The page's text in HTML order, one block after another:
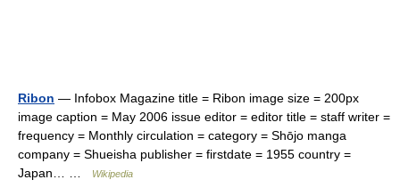
Ribon — Infobox Magazine title = Ribon image size = 200px
image caption = May 2006 issue editor = editor title = staff writer =
frequency = Monthly circulation = category = Shōjo manga
company = Shueisha publisher = firstdate = 1955 country =
Japan… …
Wikipedia